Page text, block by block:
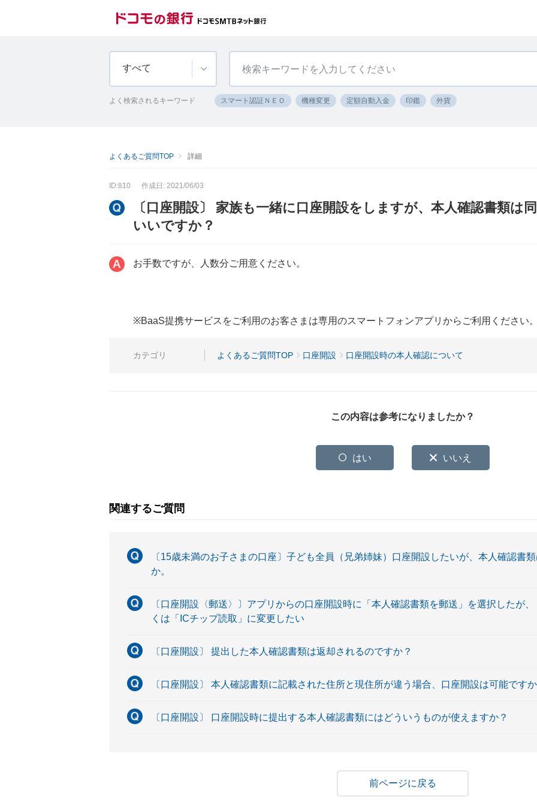
すべて
よく検索されるキーワード スマート認証ＮＥＯ 機種変更 定額自動入金 印鑑 外貨
よくあるご質問TOP 詳細
ID:810 作成日: 2021/06/03
〔口座開設〕 家族も一緒に口座開設をしますが、本人確認書類は
いいですか？
お手数ですが、人数分ご用意ください。
※BaaS提携サービスをご利用のお客さまは専用のスマートフォンアプリからご利用ください
カテゴリ よくあるご質問TOP 口座開設 口座開設時の本人確認について
この内容は参考になりましたか？
はい いいえ
関連するご質問
〔15歳未満のお子さまの口座〕子ども全員（兄弟姉妹）口座開設したいが、本人確認書
か。
〔口座開設〈郵送〉〕アプリからの口座開設時に「本人確認書類を郵送」を選択したが
くは「ICチップ読取」に変更したい
〔口座開設〕 提出した本人確認書類は返却されるのですか？
〔口座開設〕 本人確認書類に記載された住所と現住所が違う場合、口座開設は可能です
〔口座開設〕 口座開設時に提出する本人確認書類にはどういうものが使えますか？
戻る